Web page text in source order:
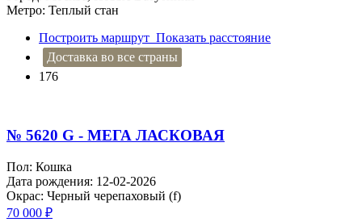
Метро: Теплый стан
Построить маршрут Показать расстояние
Доставка во все страны
176
№ 5620 G - МЕГА ЛАСКОВАЯ
Пол: Кошка
Дата рождения: 12-02-2026
Окрас: Черный черепаховый (f)
70 000 ₽